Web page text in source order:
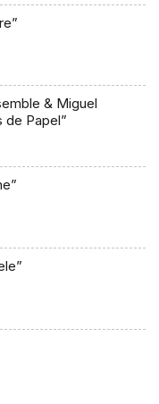
& Miguel
de Papel”